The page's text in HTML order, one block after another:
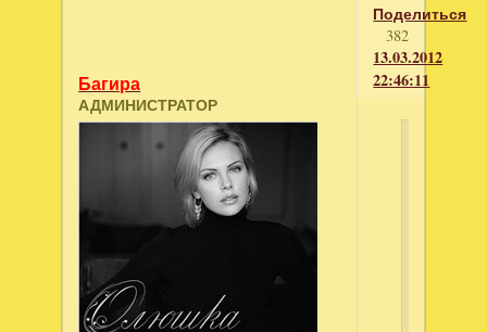
Поделиться
382
13.03.2012
22:46:11
Багира
АДМИНИСТРАТОР